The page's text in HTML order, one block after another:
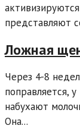
представляют
Ложная
Через 4-8
поправляется,
набухают
Она...